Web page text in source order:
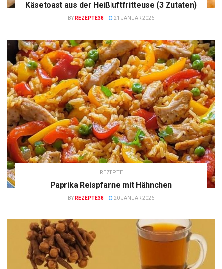
Käsetoast aus der Heißluftfritteuse (3 Zutaten)
BY REZEPTE38 21 JANUAR 2026
REZEPTE
Paprika Reispfanne mit Hähnchen
BY REZEPTE38 20 JANUAR 2026